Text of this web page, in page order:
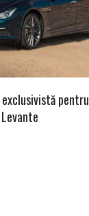
pentru